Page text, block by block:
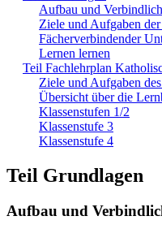
Aufbau und
Ziele und Aufgaben
Fächerverbindender
Lernen lernen
Teil Fachlehrplan
Ziele und Aufgaben
Übersicht über die
Klassenstufen 1/2
Klassenstufe 3
Klassenstufe 4
Teil Grundlagen
Aufbau und